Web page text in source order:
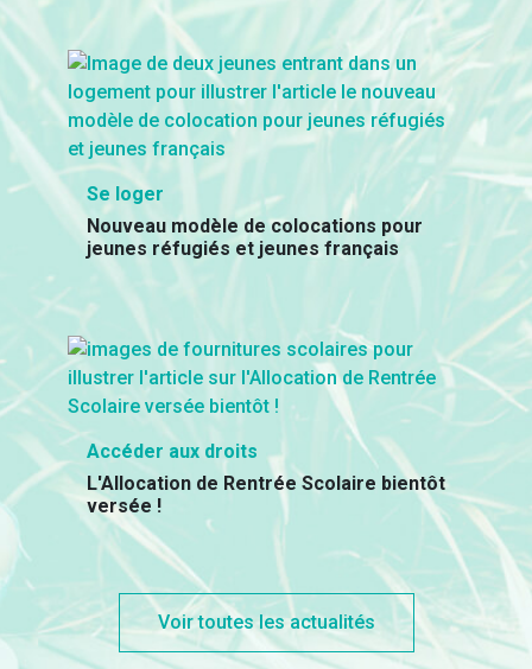
Se loger
Nouveau modèle de colocations pour
jeunes réfugiés et jeunes français
Accéder aux droits
L'Allocation de Rentrée Scolaire bientôt
versée !
Voir toutes les actualités